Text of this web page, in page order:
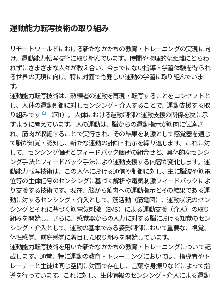
運動能力転写技術の取り組み
リモートワールドにおける新たなかたちの教育・トレーニングの実現に向
け、運動能力転写技術に取り組んでいます。時間や物理的な距離にとらわ
れずにさまざまな人々が教え合い、今までにない指導・学習体験を得られ
る世界の実現に向け、特に対面でも難しい運動の学習に取り組んでいま
す。
運動能力転写技術は、熟練者の運動を再現・転写することをコンセプトと
し、人体の運動制御に対しセンシング・介入することで、運動支援する取
り組みです (1)
（図1）。人体における運動制御と運動支援の関係を次に示
すように考えています。人の運動は、脳からの運動指示が筋肉に伝達さ
れ、筋肉が収縮することで実行され、その結果を刺激として感覚器を通じ
て脳が知覚・認知し、新たな運動の計画・指示を繰り返します。これに対
して、センシング個所とフィードバック個所の組合せと、具体的なセンシ
ング手法とフィードバック手法により運動支援する内容が変化します。運
動能力転写技術は、この人体における通信や制御に対し、主に脳波や筋電
位等の生体信号のセンシングに基づく解析や電気刺激フィードバックによ
り支援する技術です。現在、脳から筋肉への運動指示とその結果である運
動に対するセンシング・介入として、筋活動（筋電図）、運動状況のセン
シングとそれに基づく筋電気刺激（EMS）による運動支援（介入）の取り
組みを開始し、さらに、感覚器からの入力に対する脳における知覚のセン
シング・介入として、運動の基本である姿勢制御において重要な、視覚、
体性感覚、前庭感覚に着目した取り組みを開始しています。
運動能力転写技術を用いた新たなかたちの教育・トレーニングについて記
載します。通常、特に運動の教育・トレーニングにおいては、指導者やト
レーナーと生徒は同じ空間に対面で存在し、言葉や身振りなどによって指
導を行っています。これに対し、生体情報のセンシング・介入による運動